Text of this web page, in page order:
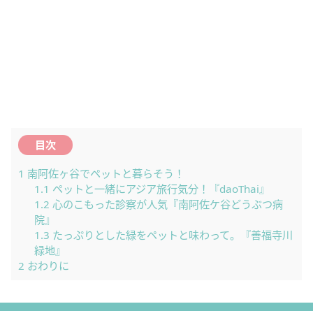
目次
1 南阿佐ヶ谷でペットと暮らそう！
1.1 ペットと一緒にアジア旅行気分！『daoThai』
1.2 心のこもった診察が人気『南阿佐ケ谷どうぶつ病
院』
1.3 たっぷりとした緑をペットと味わって。『善福寺川
緑地』
2 おわりに